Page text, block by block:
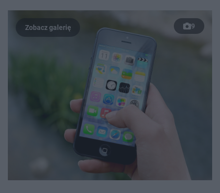
9